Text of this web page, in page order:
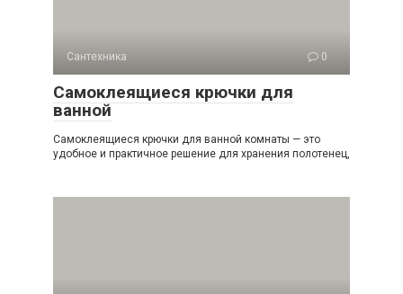
Сантехника 0
Самоклеящиеся крючки для
ванной
Самоклеящиеся крючки для ванной комнаты — это
удобное и практичное решение для хранения полотенец,